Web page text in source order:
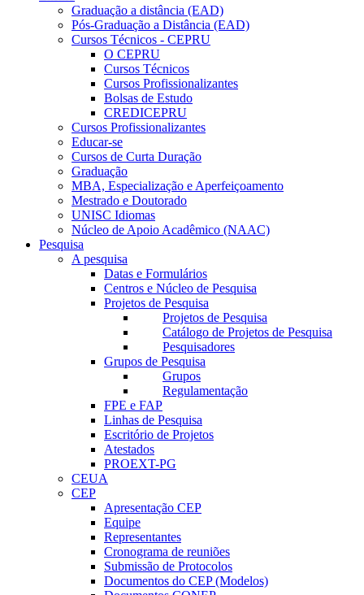
Graduação a distância (EAD)
Pós-Graduação a Distância (EAD)
Cursos Técnicos - CEPRU
O CEPRU
Cursos Técnicos
Cursos Profissionalizantes
Bolsas de Estudo
CREDICEPRU
Cursos Profissionalizantes
Educar-se
Cursos de Curta Duração
Graduação
MBA, Especialização e Aperfeiçoamento
Mestrado e Doutorado
UNISC Idiomas
Núcleo de Apoio Acadêmico (NAAC)
Pesquisa
A pesquisa
Datas e Formulários
Centros e Núcleo de Pesquisa
Projetos de Pesquisa
Projetos de Pesquisa
Catálogo de Projetos de Pesquisa
Pesquisadores
Grupos de Pesquisa
Grupos
Regulamentação
FPE e FAP
Linhas de Pesquisa
Escritório de Projetos
Atestados
PROEXT-PG
CEUA
CEP
Apresentação CEP
Equipe
Representantes
Cronograma de reuniões
Submissão de Protocolos
Documentos do CEP (Modelos)